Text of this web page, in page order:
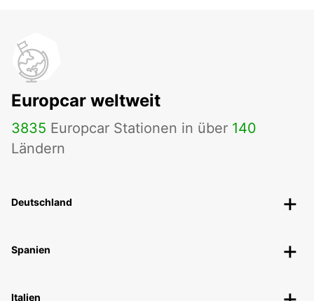
Europcar weltweit
3835 Europcar Stationen in über 140
Ländern
Deutschland
Spanien
Italien